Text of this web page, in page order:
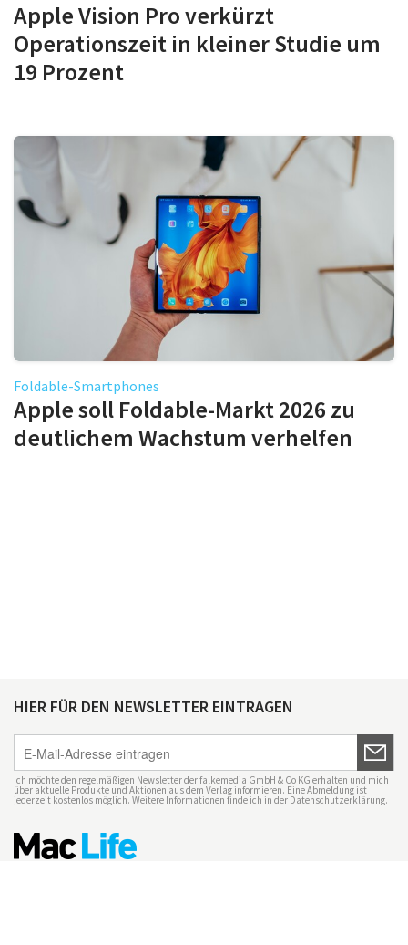
Apple Vision Pro verkürzt
Operationszeit in kleiner Studie um
19 Prozent
Foldable-Smartphones
Apple soll Foldable-Markt 2026 zu
deutlichem Wachstum verhelfen
HIER FÜR DEN NEWSLETTER EINTRAGEN
Ich möchte den regelmäßigen Newsletter der falkemedia GmbH & Co KG erhalten und mich
über aktuelle Produkte und Aktionen aus dem Verlag informieren. Eine Abmeldung ist
jederzeit kostenlos möglich. Weitere Informationen finde ich in der Datenschutzerklärung.